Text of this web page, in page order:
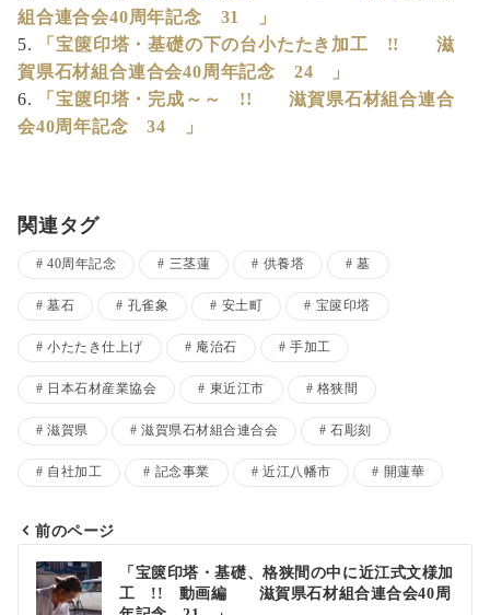
組合連合会40周年記念 31 」
「宝篋印塔・基礎の下の台小たたき加工 !! 滋
賀県石材組合連合会40周年記念 24 」
「宝篋印塔・完成～～ !! 滋賀県石材組合連合
会40周年記念 34 」
関連タグ
40周年記念 三茎蓮 供養塔 墓
墓石 孔雀象 安土町 宝篋印塔
小たたき仕上げ 庵治石 手加工
日本石材産業協会 東近江市 格狭間
滋賀県 滋賀県石材組合連合会 石彫刻
自社加工 記念事業 近江八幡市 開蓮華
投
稿
前のページ
「宝篋印塔・基礎、格狭間の中に近江式文様加
工 !! 動画編 滋賀県石材組合連合会40周